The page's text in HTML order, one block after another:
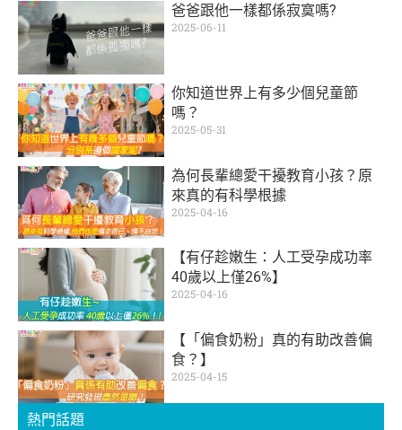
爸爸跟他一樣都係寂寞嗎?
2025-06-11
你知道世界上有多少個兒童節
嗎？
2025-05-31
為何長輩總愛干擾教育小孩？原
來真的有科學根據
2025-04-16
【有仔趁嫩生：人工受孕成功率
40歲以上僅26%】
2025-04-16
【「偏食奶粉」真的有助改善偏
食？】
2025-04-15
熱門話題